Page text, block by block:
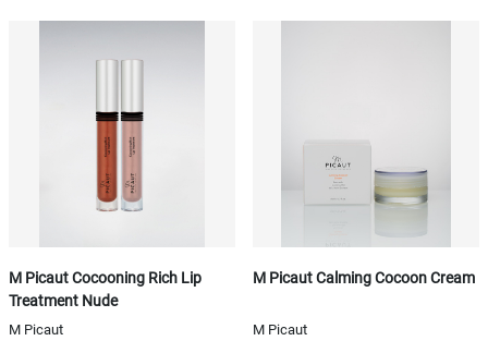
M Picaut Cocooning Rich Lip
Treatment Nude
M Picaut
M Picaut Calming Cocoon Cream
M Picaut